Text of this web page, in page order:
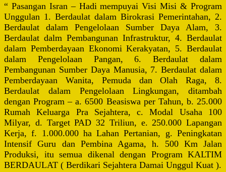
“ Pasangan Isran – Hadi mempuyai Visi Misi & Program
Unggulan 1. Berdaulat dalam Birokrasi Pemerintahan, 2.
Berdaulat dalam Pengelolaan Sumber Daya Alam, 3.
Berdaulat dalm Pembangunan Infrastruktur, 4. Berdaulat
dalam Pemberdayaan Ekonomi Kerakyatan, 5. Berdaulat
dalam Pengelolaan Pangan, 6. Berdaulat dalam
Pembangunan Sumber Daya Manusia, 7. Berdaulat dalam
Pemberdayaan Wanita, Pemuda dan Olah Raga, 8.
Berdaulat dalam Pengelolaan Lingkungan, ditambah
dengan Program – a. 6500 Beasiswa per Tahun, b. 25.000
Rumah Keluarga Pra Sejahtera, c. Modal Usaha 100
Milyar, d. Target PAD 32 Triliun, e. 250.000 Lapangan
Kerja, f. 1.000.000 ha Lahan Pertanian, g. Peningkatan
Intensif Guru dan Pembina Agama, h. 500 Km Jalan
Produksi, itu semua dikenal dengan Program KALTIM
BERDAULAT ( Berdikari Sejahtera Damai Unggul Kuat ).